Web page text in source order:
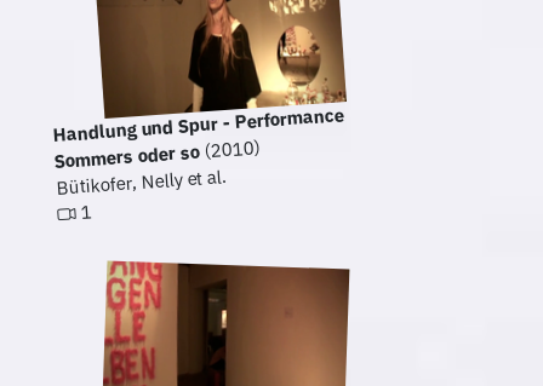
Handlung und Spur - Performance
Sommers oder so(2010)
Bütikofer, Nelly et al.
1